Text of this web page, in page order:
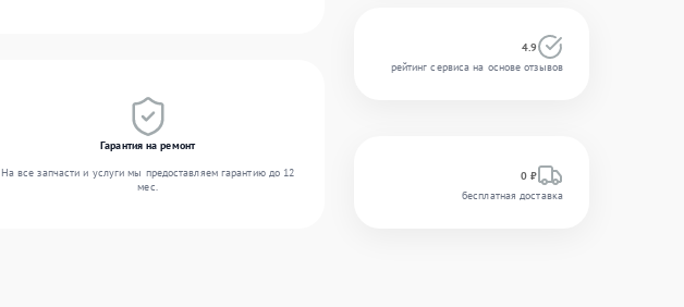
Гарантия на ремонт
На все запчасти и услуги мы предоставляем гарантию до 12
мес.
4.9
рейтинг сервиса на основе отзывов
0 ₽
бесплатная доставка